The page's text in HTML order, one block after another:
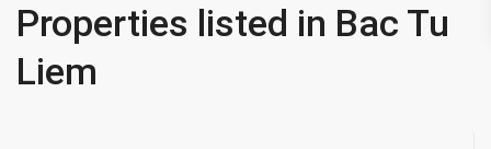
Properties listed in Bac Tu
Liem